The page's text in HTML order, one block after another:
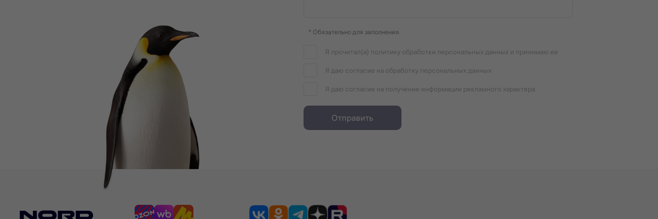
Функция SWING регулирует положение заслонки и направление воздуха в помещении. Заслонку можно направить только вверх, только вниз или поочередно
В сплит-системе можно установить таймер на включение или выключение.
Тихий режим позволяет уменьшить уровень шума за счет снижения скорости вентилятора. Этот режим подходит для использования в ночное время.
В режиме FAN сплит-система просто вентилирует помещение. При выборе этой опции скорость вращения вентилятора меняется в такой последовательности:
низкая — средняя — высокая — автоматическая.
Кондиционер включается на той скорости, которая была установлена в предыдущем режиме работы и сохранилась в памяти устройства.
В автоматическом режиме устройство самостоятельно выбирает скорость вращения вентилятора и режим работы — охлаждение или обогрев.
* Обязательно для заполнения.
Я прочитал(а) политику обработки персональных данных и принимаю ее
Я даю согласие на обработку персональных данных
Я даю согласие на получение информации рекламного характера
Отправить